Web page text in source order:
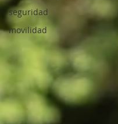
seguridad
movilidad